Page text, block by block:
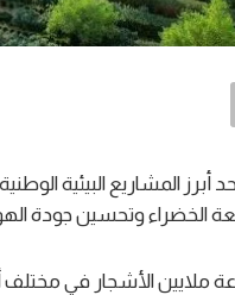
أبرز المشاريع البيئية
الخضراء وتحسين جودة
الأشجار في مختلف